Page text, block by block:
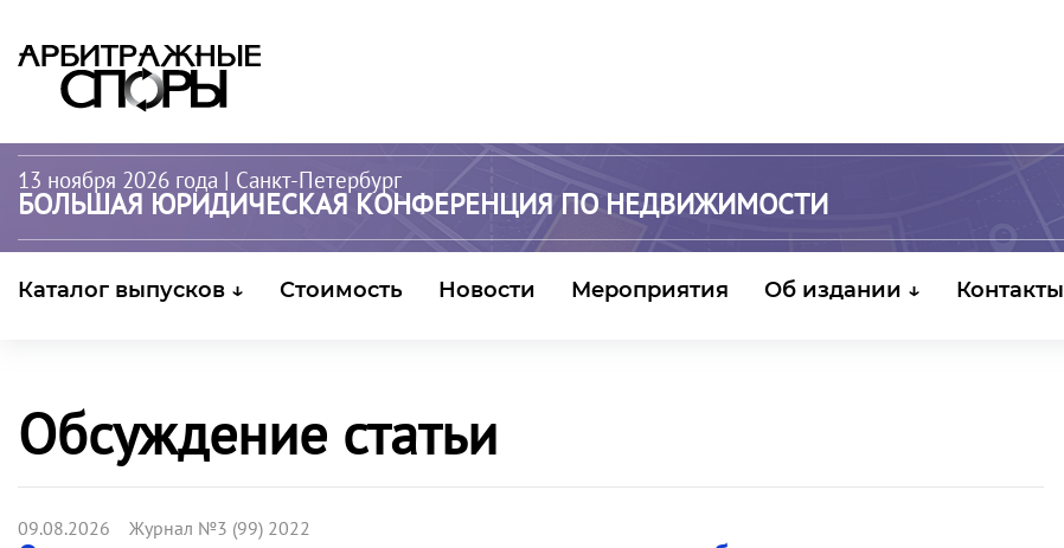
13 ноября 2026 года | Санкт-Петербург
БОЛЬШАЯ ЮРИДИЧЕСКАЯ КОНФЕРЕНЦИЯ ПО НЕДВИЖИМОСТИ
Каталог выпусков ↓ Стоимость Новости Мероприятия Об издании ↓ Контакты
Обсуждение статьи
09.08.2026 Журнал №3 (99) 2022